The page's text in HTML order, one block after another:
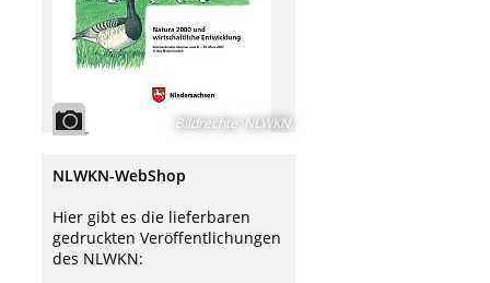
Bildrechte: NLWKN
NLWKN-WebShop
Hier gibt es die lieferbaren
gedruckten Veröffentlichungen
des NLWKN: